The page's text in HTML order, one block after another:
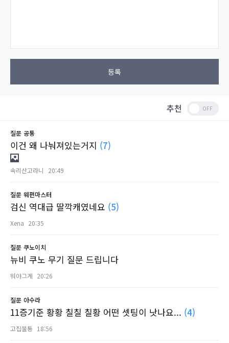
등록
추천
질문 공통
이건 왜 나눠져있는거지 (7)
속리산고라니 20:49
질문 웨펀마스터
검신 역대급 딸깍캐였네요 (5)
Xena 20:35
질문 쿠노이치
뉴비 쿠노 무기 질문 드립니다
뭐야그게 20:26
질문 아수라
11증기준 황황 칠칠 칠황 어떤 셋팅이 낫나요... (4)
고집불통 18:56